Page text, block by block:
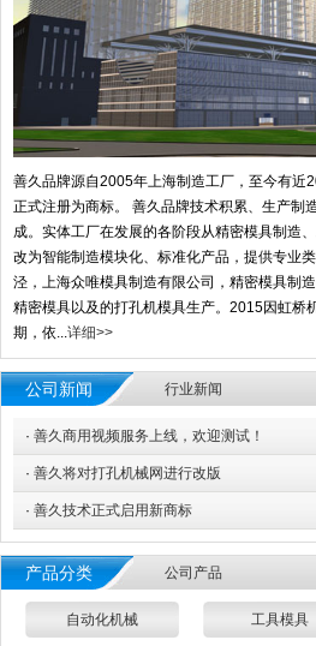
善久品牌源自2005年上海制造工厂，至今有近
正式注册为商标。 善久品牌技术积累、生产制
成。实体工厂在发展的各阶段从精密模具制造
改为智能制造模块化、标准化产品，提供专业
泾，上海众唯模具制造有限公司，精密模具制
精密模具以及的打孔机模具生产。2015因虹桥
期，依...详细>>
公司新闻 行业新闻
· 善久商用视频服务上线，欢迎测试！
· 善久将对打孔机械网进行改版
· 善久技术正式启用新商标
产品分类 公司产品
自动化机械 工具模具